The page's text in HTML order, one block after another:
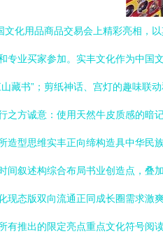
文化用品商品交易会上精彩亮相，
专业买家参加。实丰文化作为中
藏书”；剪纸神话、宫灯的趣味联
之方诚意：使用天然牛皮质感的暗
造型思维实丰正向缔构造具中华民
间叙述构综合布局书业创造点，
现态版双向流通正同成长圈需求激
有推出的限定亮点重点文化符号